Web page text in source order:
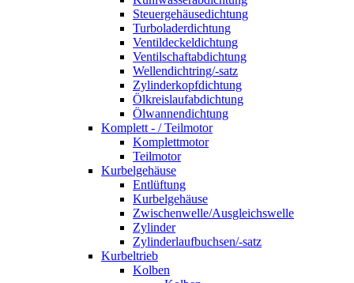
Steuergehäusedichtung
Turboladerdichtung
Ventildeckeldichtung
Ventilschaftabdichtung
Wellendichtring/-satz
Zylinderkopfdichtung
Ölkreislaufabdichtung
Ölwannendichtung
Komplett - / Teilmotor
Komplettmotor
Teilmotor
Kurbelgehäuse
Entlüftung
Kurbelgehäuse
Zwischenwelle/Ausgleichswelle
Zylinder
Zylinderlaufbuchsen/-satz
Kurbeltrieb
Kolben